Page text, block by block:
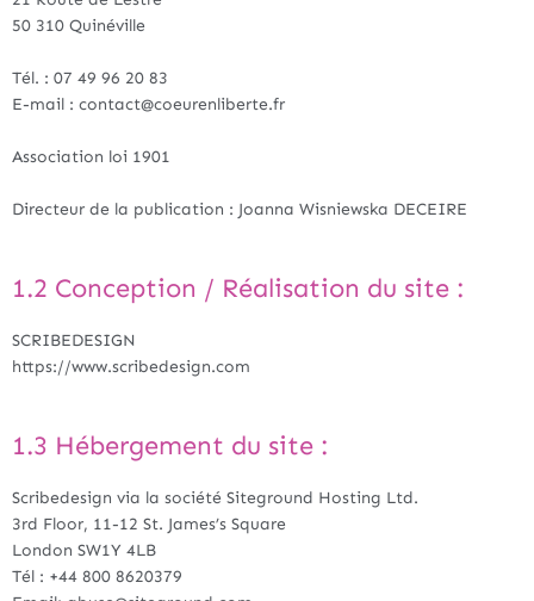
50 310 Quinéville
Tél. : 07 49 96 20 83
E-mail : contact@coeurenliberte.fr
Association loi 1901
Directeur de la publication : Joanna Wisniewska DECEIRE
1.2 Conception / Réalisation du site :
SCRIBEDESIGN
https://www.scribedesign.com
1.3 Hébergement du site :
Scribedesign via la société Siteground Hosting Ltd.
3rd Floor, 11-12 St. James’s Square
London SW1Y 4LB
Tél : +44 800 8620379